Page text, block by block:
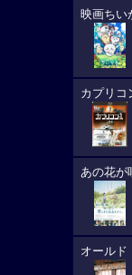
映画ちい
カプリコ
あの花が
オールド